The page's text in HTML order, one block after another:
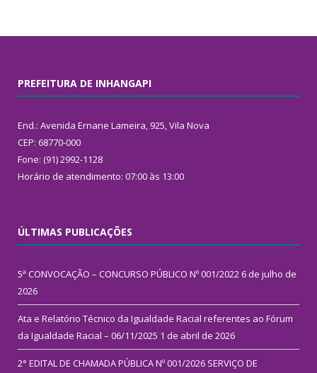
PREFEITURA DE INHANGAPI
End.: Avenida Ernane Lameira, 925, Vila Nova
CEP: 68770-000
Fone: (91) 2992-1128
Horário de atendimento: 07:00 às 13:00
ÚLTIMAS PUBLICAÇÕES
5ª CONVOCAÇÃO – CONCURSO PÚBLICO Nº 001/2022 6 de julho de
2026
Ata e Relatório Técnico da Igualdade Racial referentes ao Fórum
da Igualdade Racial – 06/11/2025 1 de abril de 2026
2° EDITAL DE CHAMADA PÚBLICA Nº 001/2026 SERVIÇO DE